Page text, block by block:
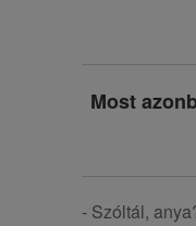
Most
- Szóltál,